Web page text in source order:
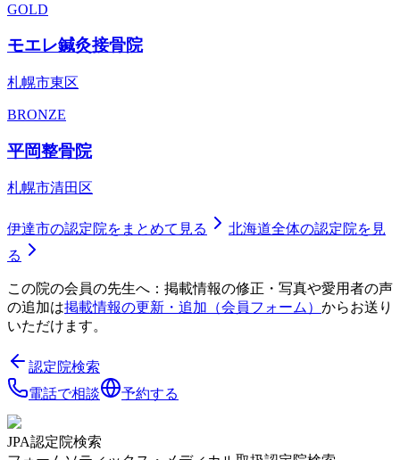
GOLD
モエレ鍼灸接骨院
札幌市東区
BRONZE
平岡整骨院
札幌市清田区
伊達市の認定院をまとめて見る 北海道全体の認定院を見
る
この院の会員の先生へ：掲載情報の修正・写真や愛用者の声
の追加は掲載情報の更新・追加（会員フォーム） からお送り
いただけます。
認定院検索
電話で相談
予約する
JPA認定院検索